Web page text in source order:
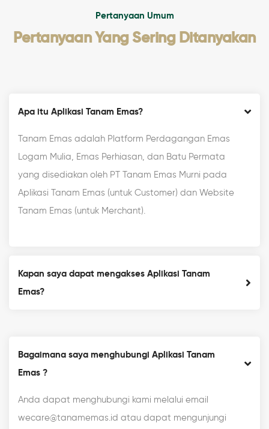
Pertanyaan Umum
Pertanyaan Yang Sering Ditanyakan
Apa itu Aplikasi Tanam Emas?
Tanam Emas adalah Platform Perdagangan Emas
Logam Mulia, Emas Perhiasan, dan Batu Permata
yang disediakan oleh PT Tanam Emas Murni pada
Aplikasi Tanam Emas (untuk Customer) dan Website
Tanam Emas (untuk Merchant).
Kapan saya dapat mengakses Aplikasi Tanam
Emas?
Bagaimana saya menghubungi Aplikasi Tanam
Emas ?
Anda dapat menghubungi kami melalui email
wecare@tanamemas.id atau dapat mengunjungi